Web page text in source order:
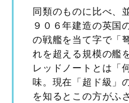
同類のものに比べ、
９０６年建造の英国
の戦艦を当て字で「
れを超える規模の艦
レッドノートとは「
味。現在「超ド級」
を知るとこの方がふ